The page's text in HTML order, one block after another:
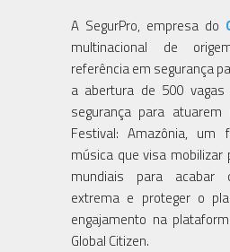
A SegurPro, empresa do
multinacional de
referência em segurança
a abertura de 500
segurança para atuarem
Festival: Amazônia, um
música que visa mobilizar
mundiais para acabar
extrema e proteger o
engajamento na
Global Citizen.